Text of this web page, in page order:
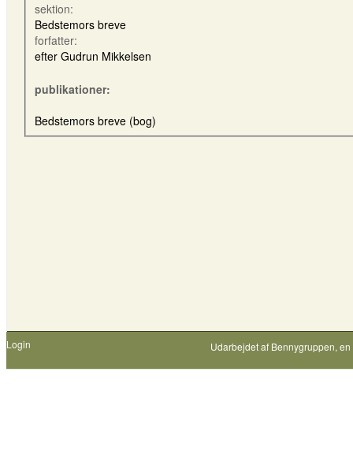
sektion:
Bedstemors breve
forfatter:
efter Gudrun Mikkelsen
publikationer:
Bedstemors breve (bog)
Login Udarbejdet af Bennygruppen,